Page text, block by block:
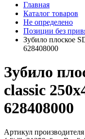
Главная
Каталог товаров
Не определено
Позиции без
Зубило плоское
628408000
Зубило
classic
628408000
Артикул производителя